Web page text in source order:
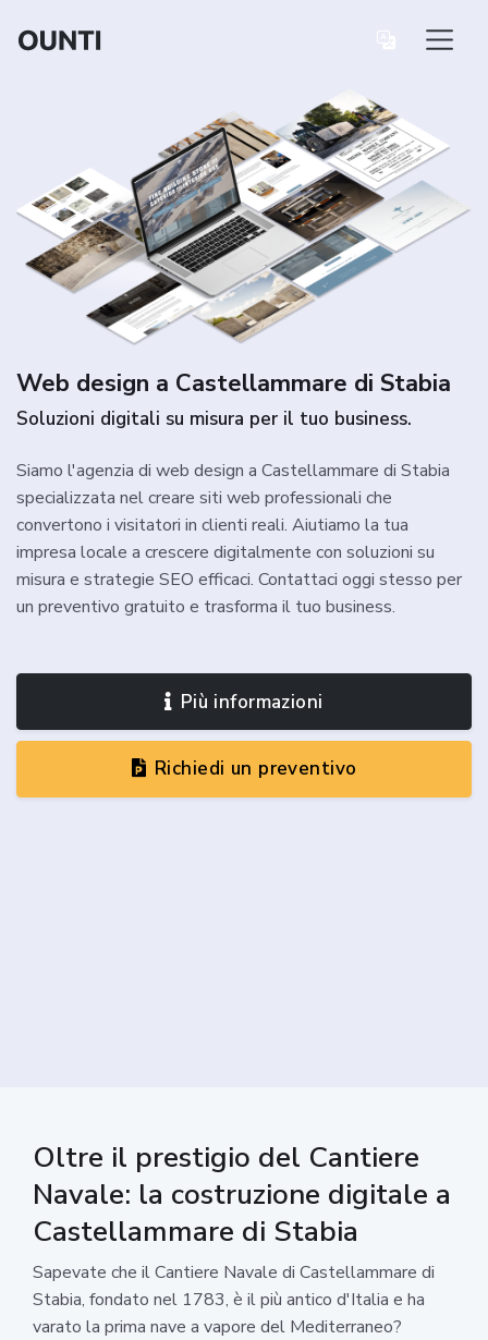
Web design a Castellammare di Stabia
Soluzioni digitali su misura per il tuo business.
Siamo l'agenzia di web design a Castellammare di Stabia
specializzata nel creare siti web professionali che
convertono i visitatori in clienti reali. Aiutiamo la tua
impresa locale a crescere digitalmente con soluzioni su
misura e strategie SEO efficaci. Contattaci oggi stesso per
un preventivo gratuito e trasforma il tuo business.
Più informazioni
Richiedi un preventivo
Oltre il prestigio del Cantiere
Navale: la costruzione digitale a
Castellammare di Stabia
Sapevate che il Cantiere Navale di Castellammare di
Stabia, fondato nel 1783, è il più antico d'Italia e ha
varato la prima nave a vapore del Mediterraneo?